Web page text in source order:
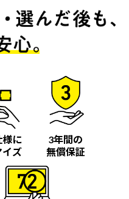
様に
イズ
3年間の
無償保証